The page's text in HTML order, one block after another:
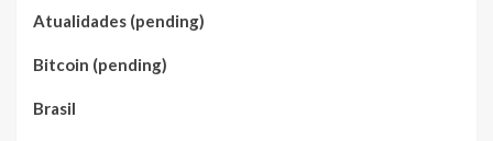
Atualidades (pending)
Bitcoin (pending)
Brasil